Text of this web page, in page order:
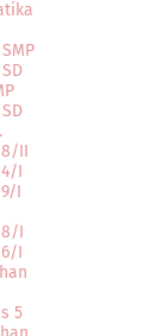
II
I
I
I
I
5